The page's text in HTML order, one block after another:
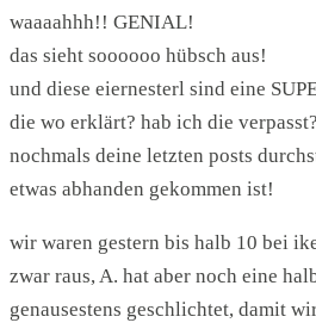
waaaahhh!! GENIAL!
das sieht soooooo hübsch aus!
und diese eiernesterl sind eine
die wo erklärt? hab ich die
nochmals deine letzten posts
etwas abhanden gekommen ist!
wir waren gestern bis halb 10 bei
zwar raus, A. hat aber noch eine
genausestens geschlichtet, damit